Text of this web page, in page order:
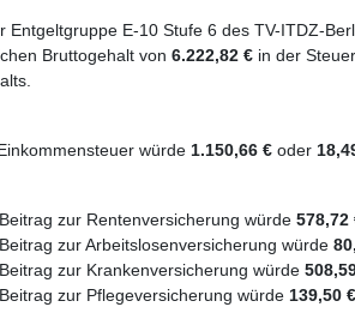
Entgeltgruppe E-10 Stufe 6 des TV-ITDZ-
Bruttogehalt von 6.222,82 €in der
würde 1.150,66 €oder
zur Rentenversicherung würde 578,72
zur Arbeitslosenversicherung würde
zur Krankenversicherung würde
zur Pflegeversicherung würde 139,50 €